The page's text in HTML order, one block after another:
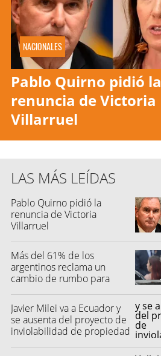
NACIONALES
Pablo Quirno pidió la
renuncia de Victoria
Villarruel
LAS MÁS LEÍDAS
Pablo Quirno pidió la
renuncia de Victoria
Villarruel
Más del 61% de los
argentinos reclama un
cambio de rumbo para
Javier Milei va a Ecuador y
se ausenta del proyecto de
inviolabilidad de propiedad